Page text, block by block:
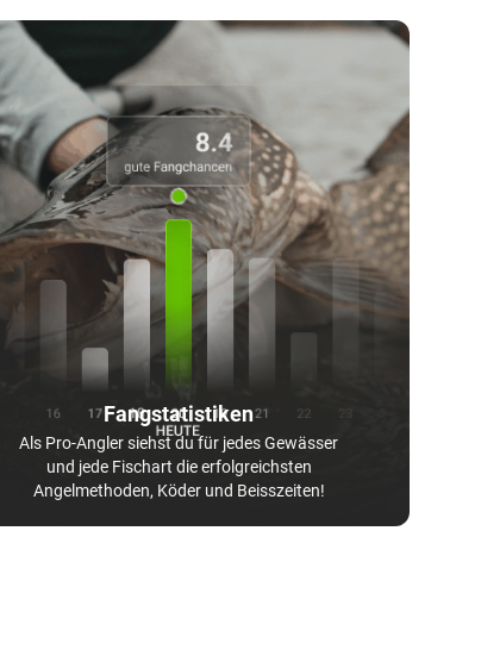
Fangstatistiken
Als Pro-Angler siehst du für jedes Gewässer
und jede Fischart die erfolgreichsten
Angelmethoden, Köder und Beisszeiten!